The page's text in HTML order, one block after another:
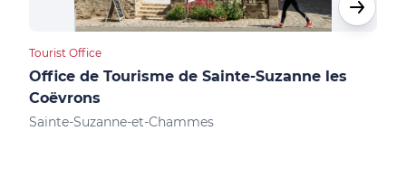
Tourist Office
Office de Tourisme de Sainte-Suzanne les
Coëvrons
Sainte-Suzanne-et-Chammes